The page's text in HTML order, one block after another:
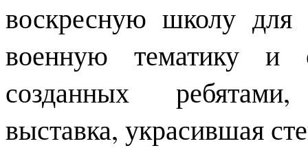
воскресную школу
военную тематику
созданных
выставка, украсившая